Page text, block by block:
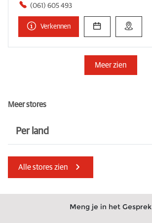
(061) 605 493
Verkennen
Meer zien
Meer stores
Per land
Noorwegen
Marokko
Alle stores zien
Meng je in het Gesprek